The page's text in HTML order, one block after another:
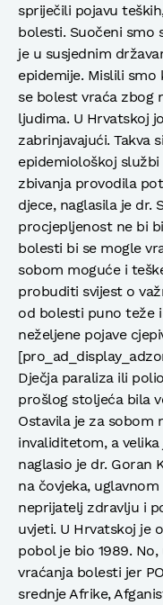
spriječili pojavu
bolesti. Suočeni smo
je u susjednim
epidemije. Mislili
se bolest vraća zbog
ljudima. U Hrvatskoj
zabrinjavajući. Takva
epidemiološkoj
zbivanja provodila
djece, naglasila je dr.
procjepljenost ne bi
bolesti bi se mogle
sobom moguće i
probuditi svijest o
od bolesti puno teže
neželjene pojave
Dječja paraliza ili
prošlog stoljeća bila
Ostavila je za sobom
invaliditetom, a
naglasio je dr. Goran
na čovjeka,
neprijatelj zdravlju i
uvjeti. U Hrvatskoj je
pobol je bio 1989.
vraćanja bolesti jer
srednje Afrike,